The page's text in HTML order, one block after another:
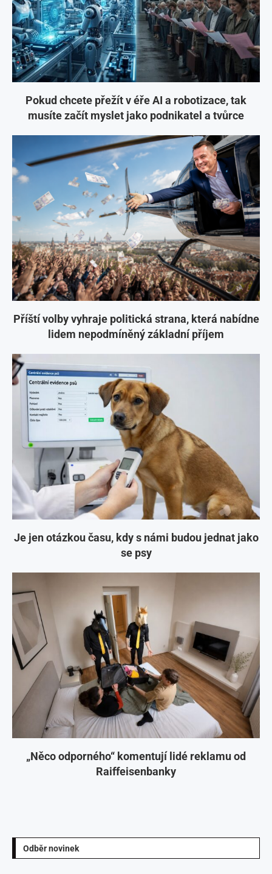
Pokud chcete přežít v éře AI a robotizace, tak
musíte začít myslet jako podnikatel a tvůrce
Příští volby vyhraje politická strana, která nabídne
lidem nepodmíněný základní příjem
Je jen otázkou času, kdy s námi budou jednat jako
se psy
„Něco odporného“ komentují lidé reklamu od
Raiffeisenbanky
Odběr novinek